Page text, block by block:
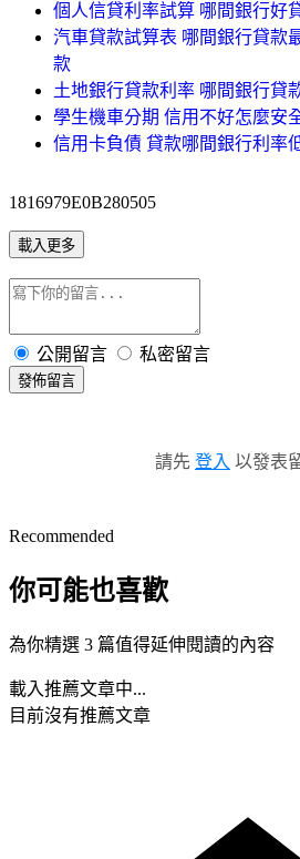
個人信貸利率試算 哪間銀行好
汽車貸款試算表 哪間銀行貸款
款
土地銀行貸款利率 哪間銀行貸
學生機車分期 信用不好怎麼安
信用卡負債 貸款哪間銀行利率
1816979E0B280505
載入更多
公開留言 私密留言
發佈留言
請先 登入 以發表
Recommended
你可能也喜歡
為你精選 3 篇值得延伸閱讀的內容
載入推薦文章中...
目前沒有推薦文章